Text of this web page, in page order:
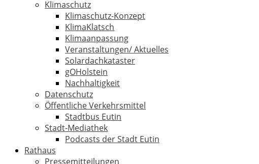
Klimaschutz
Klimaschutz-Konzept
KlimaKlatsch
Klimaanpassung
Veranstaltungen/ Aktuelles
Solardachkataster
gOHolstein
Nachhaltigkeit
Datenschutz
Öffentliche Verkehrsmittel
Stadtbus Eutin
Stadt-Mediathek
Podcasts der Stadt Eutin
Rathaus
Pressemitteilungen